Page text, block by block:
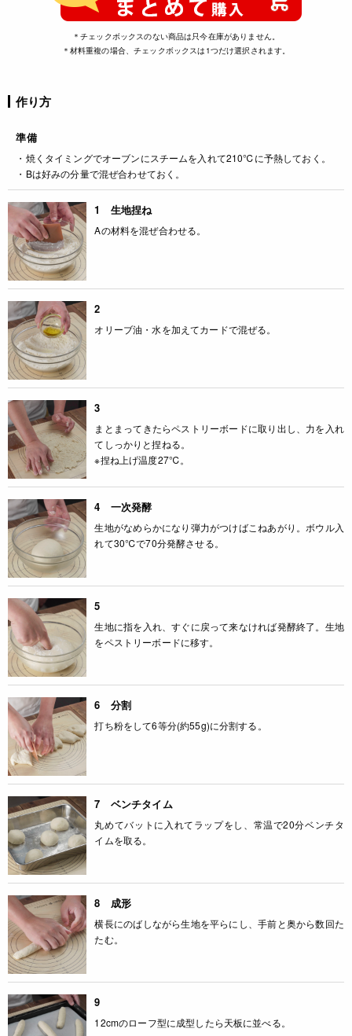
＊チェックボックスのない商品は只今在庫がありません。
＊材料重複の場合、チェックボックスは1つだけ選択されます。
作り方
準備
・焼くタイミングでオーブンにスチームを入れて210℃に予熱しておく。
・Bは好みの分量で混ぜ合わせておく。
1 生地捏ね
Aの材料を混ぜ合わせる。
2
オリーブ油・水を加えてカードで混ぜる。
3
まとまってきたらペストリーボードに取り出し、力を入れ
てしっかりと捏ねる。
※捏ね上げ温度27℃。
4 一次発酵
生地がなめらかになり弾力がつけばこねあがり。ボウル入
れて30℃で70分発酵させる。
5
生地に指を入れ、すぐに戻って来なければ発酵終了。生地
をペストリーボードに移す。
6 分割
打ち粉をして6等分(約55g)に分割する。
7 ベンチタイム
丸めてバットに入れてラップをし、常温で20分ベンチタ
イムを取る。
8 成形
横長にのばしながら生地を平らにし、手前と奥から数回た
たむ。
9
12cmのローフ型に成型したら天板に並べる。